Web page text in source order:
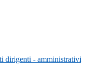
dirigenti - amministrativi